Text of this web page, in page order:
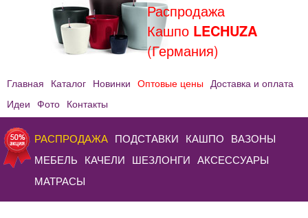
Распродажа
КашпоLECHUZA
(Германия)
Главная Каталог Новинки Оптовые цены Доставка и оплата
Идеи Фото Контакты
РАСПРОДАЖА ПОДСТАВКИ КАШПО ВАЗОНЫ
МЕБЕЛЬ КАЧЕЛИ ШЕЗЛОНГИ АКСЕССУАРЫ
МАТРАСЫ